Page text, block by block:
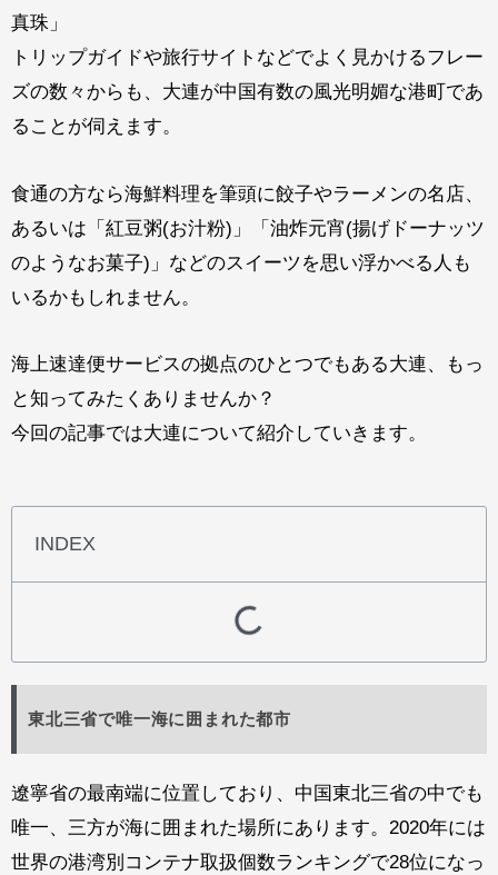
真珠」
トリップガイドや旅行サイトなどでよく見かけるフレー
ズの数々からも、大連が中国有数の風光明媚な港町であ
ることが伺えます。
食通の方なら海鮮料理を筆頭に餃子やラーメンの名店、
あるいは「紅豆粥(お汁粉)」「油炸元宵(揚げドーナッツ
のようなお菓子)」などのスイーツを思い浮かべる人も
いるかもしれません。
海上速達便サービスの拠点のひとつでもある大連、もっ
と知ってみたくありませんか？
今回の記事では大連について紹介していきます。
INDEX
東北三省で唯一海に囲まれた都市
遼寧省の最南端に位置しており、中国東北三省の中でも
唯一、三方が海に囲まれた場所にあります。2020年には
世界の港湾別コンテナ取扱個数ランキングで28位になっ